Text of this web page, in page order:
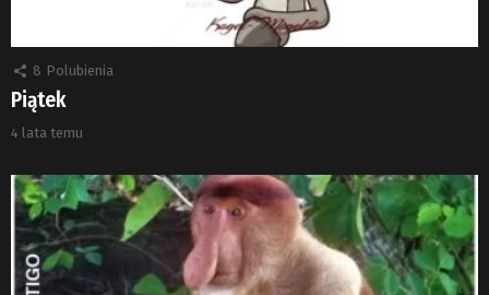
8 Polubienia
Piątek
4 lata temu